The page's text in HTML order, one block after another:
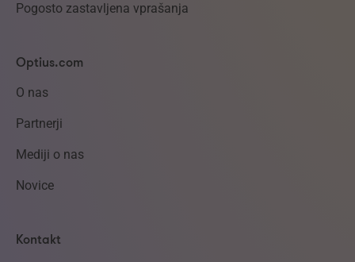
Pogosto zastavljena vprašanja
Optius.com
O nas
Partnerji
Mediji o nas
Novice
Kontakt